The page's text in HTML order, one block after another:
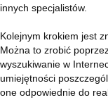
innych specjalistów.
Kolejnym krokiem jest
Można to zrobić
wyszukiwanie w
umiejętności
one odpowiednie do